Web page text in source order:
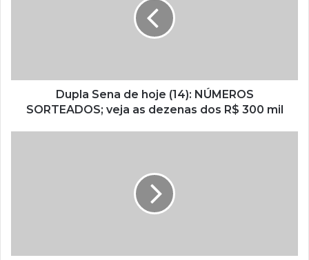
Dupla Sena de hoje (14): NÚMEROS
SORTEADOS; veja as dezenas dos R$ 300 mil